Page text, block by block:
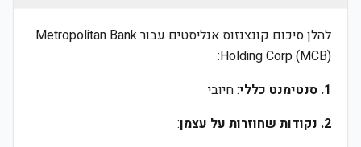
להלן סיכום קונצנזוס אנליסטים עבור Metropolitan Bank
Holding Corp (MCB):
1. סנטימנט כללי
: חיובי
2. נקודות שחוזרות על עצמן
: